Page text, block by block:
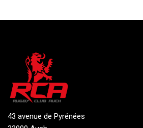
43 avenue de Pyrénées